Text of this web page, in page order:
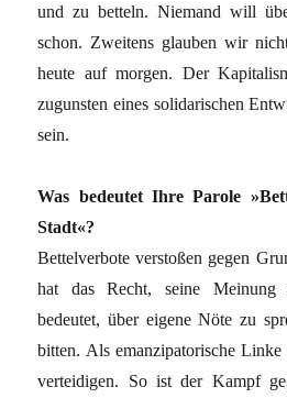
und zu betteln. Niemand will
schon. Zweitens glauben wir
heute auf morgen. Der
zugunsten eines solidarischen
sein.
Was bedeutet Ihre Parole
Stadt«?
Bettelverbote verstoßen gegen
hat das Recht, seine
bedeutet, über eigene Nöte zu
bitten. Als emanzipatorische
verteidigen. So ist der Kampf